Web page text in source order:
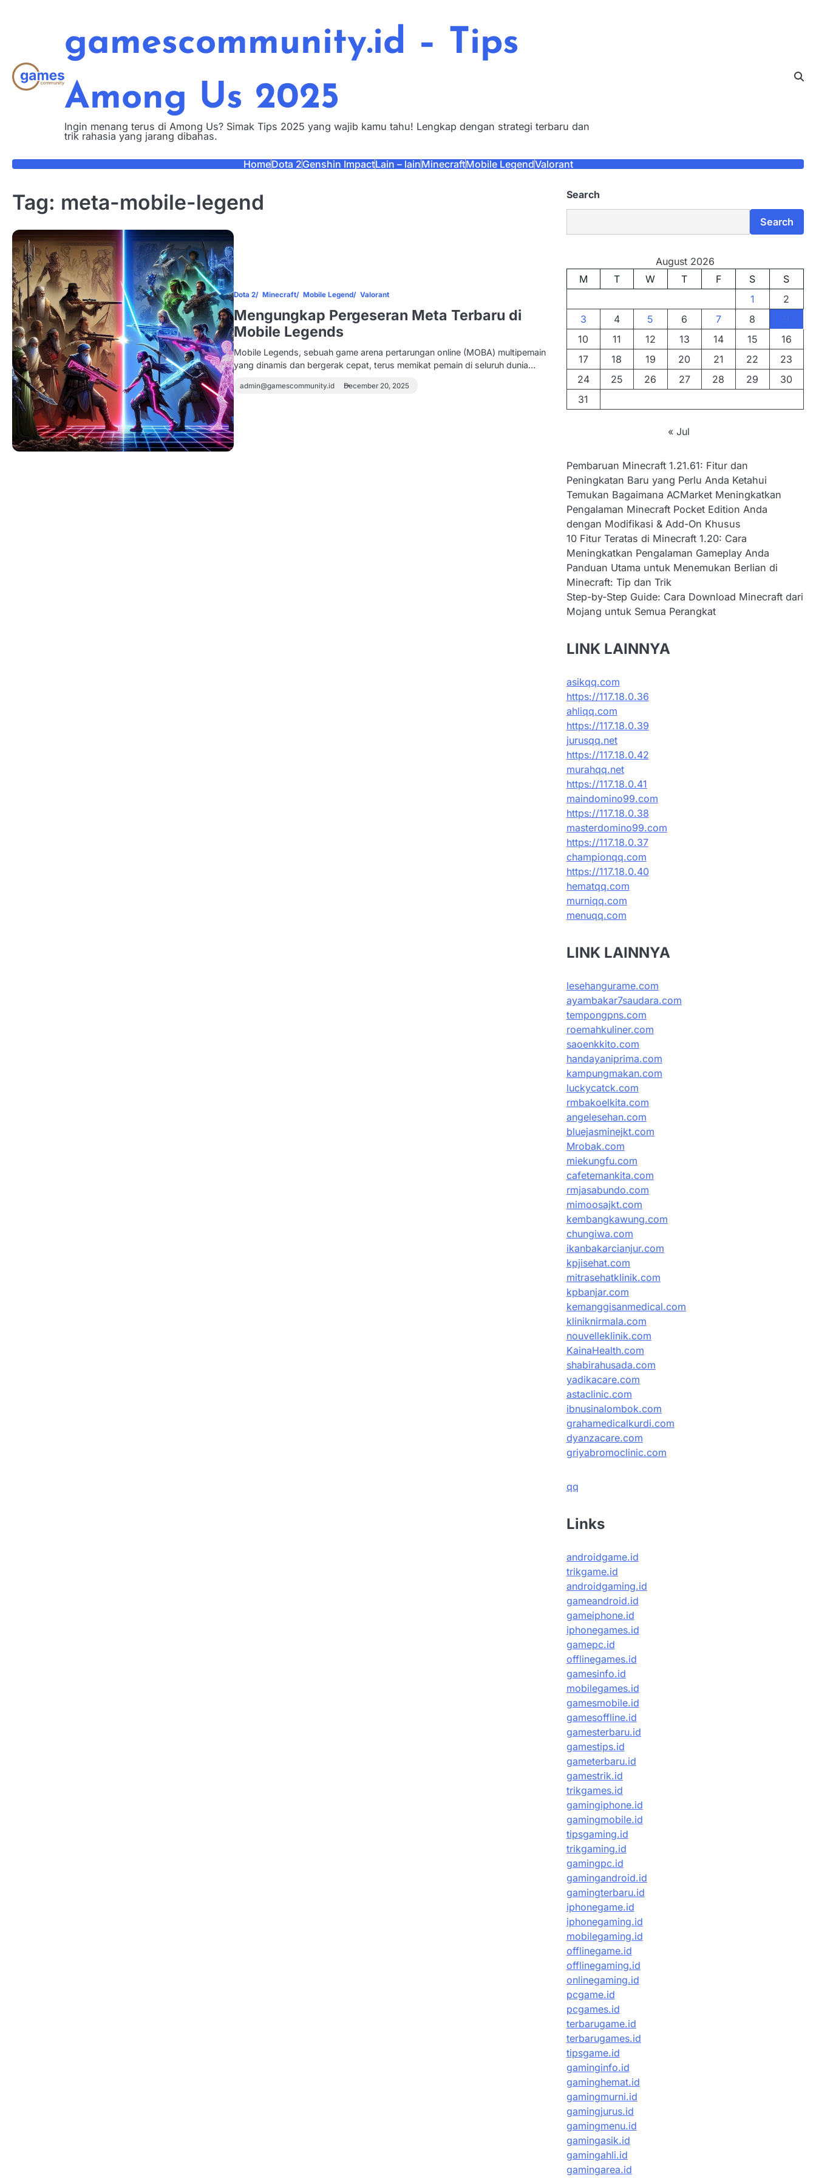
gamescommunity.id – Tips
Among Us 2025
Ingin menang terus di Among Us? Simak Tips 2025 yang wajib kamu tahu! Lengkap dengan strategi terbaru dan
trik rahasia yang jarang dibahas.
HomeDota 2Genshin ImpactLain – lainMinecraftMobile LegendValorant
Tag: meta-mobile-legend
Dota 2 Minecraft Mobile Legend Valorant
Mengungkap Pergeseran Meta Terbaru di
Mobile Legends
Mobile Legends, sebuah game arena pertarungan online (MOBA) multipemain
yang dinamis dan bergerak cepat, terus memikat pemain di seluruh dunia…
admin@gamescommunity.id December 20, 2025
Search
Search
August 2026
M
T W T F S
S
1
2
3
4 5 6 7 8
10
11 12 13 14 15
16
17
18 19 20 21 22
23
24
25 26 27 28 29
30
31
« Jul
Pembaruan Minecraft 1.21.61: Fitur dan
Peningkatan Baru yang Perlu Anda Ketahui
Temukan Bagaimana ACMarket Meningkatkan
Pengalaman Minecraft Pocket Edition Anda
dengan Modifikasi & Add-On Khusus
10 Fitur Teratas di Minecraft 1.20: Cara
Meningkatkan Pengalaman Gameplay Anda
Panduan Utama untuk Menemukan Berlian di
Minecraft: Tip dan Trik
Step-by-Step Guide: Cara Download Minecraft dari
Mojang untuk Semua Perangkat
LINK LAINNYA
asikqq.com
https://117.18.0.36
ahliqq.com
https://117.18.0.39
jurusqq.net
https://117.18.0.42
murahqq.net
https://117.18.0.41
maindomino99.com
https://117.18.0.38
masterdomino99.com
https://117.18.0.37
championqq.com
https://117.18.0.40
hematqq.com
murniqq.com
menuqq.com
LINK LAINNYA
lesehangurame.com
ayambakar7saudara.com
tempongpns.com
roemahkuliner.com
saoenkkito.com
handayaniprima.com
kampungmakan.com
luckycatck.com
rmbakoelkita.com
angelesehan.com
bluejasminejkt.com
Mrobak.com
miekungfu.com
cafetemankita.com
rmjasabundo.com
mimoosajkt.com
kembangkawung.com
chungiwa.com
ikanbakarcianjur.com
kpjisehat.com
mitrasehatklinik.com
kpbanjar.com
kemanggisanmedical.com
kliniknirmala.com
nouvelleklinik.com
KainaHealth.com
shabirahusada.com
yadikacare.com
astaclinic.com
ibnusinalombok.com
grahamedicalkurdi.com
dyanzacare.com
griyabromoclinic.com
qq
Links
androidgame.id
trikgame.id
androidgaming.id
gameandroid.id
gameiphone.id
iphonegames.id
gamepc.id
offlinegames.id
gamesinfo.id
mobilegames.id
gamesmobile.id
gamesoffline.id
gamesterbaru.id
gamestips.id
gameterbaru.id
gamestrik.id
trikgames.id
gamingiphone.id
gamingmobile.id
tipsgaming.id
trikgaming.id
gamingpc.id
gamingandroid.id
gamingterbaru.id
iphonegame.id
iphonegaming.id
mobilegaming.id
offlinegame.id
offlinegaming.id
onlinegaming.id
pcgame.id
pcgames.id
terbarugame.id
terbarugames.id
tipsgame.id
gaminginfo.id
gaminghemat.id
gamingmurni.id
gamingjurus.id
gamingmenu.id
gamingasik.id
gamingahli.id
gamingarea.id